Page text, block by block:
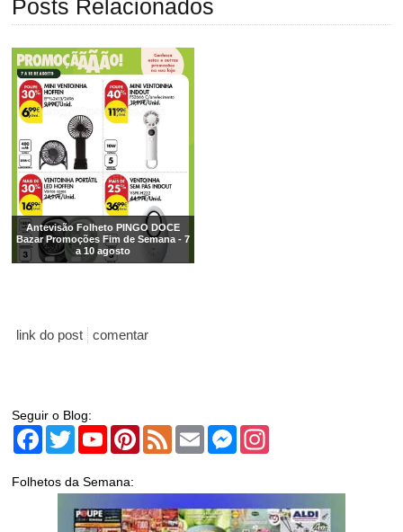
Posts Relacionados
Antevisão Folheto PINGO DOCE
Bazar Promoções Fim de Semana - 7
a 10 agosto
link do post comentar
Seguir o Blog:
Facebook
TwitterYouTubePinterest
Feed Email Messenger
Folhetos da Semana: